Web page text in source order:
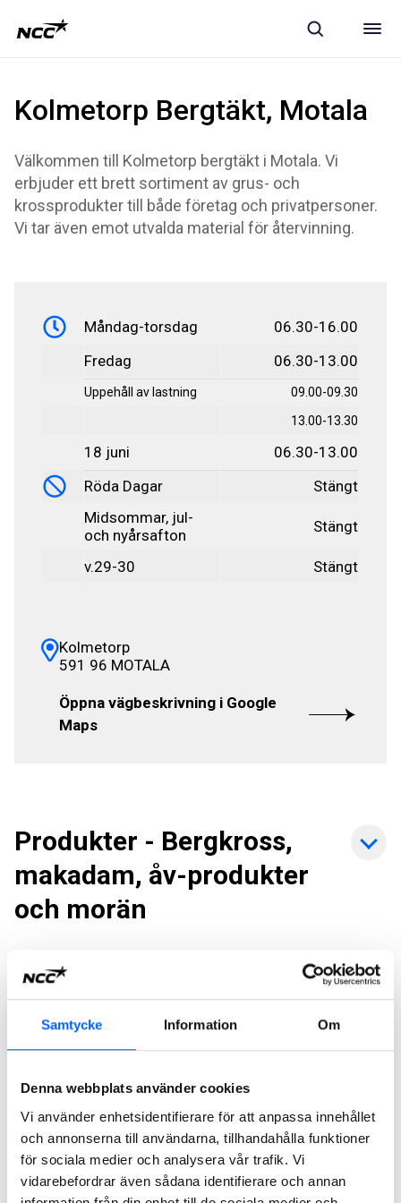
Samtycke Information Om
Denna webbplats använder cookies
Vi använder enhetsidentifierare för att anpassa innehållet
och annonserna till användarna, tillhandahålla funktioner
för sociala medier och analysera vår trafik. Vi
vidarebefordrar även sådana identifierare och annan
Kolmetorp Bergtäkt, Motala
Välkommen till Kolmetorp bergtäkt i Motala. Vi
erbjuder ett brett sortiment av grus- och
krossprodukter till både företag och privatpersoner.
Vi tar även emot utvalda material för återvinning.
Måndag-torsdag
06.30-16.00
Fredag
06.30-13.00
Uppehåll av lastning
09.00-09.30
13.00-13.30
18 juni
06.30-13.00
Röda Dagar
Stängt
Midsommar, jul-
och nyårsafton
Stängt
v.29-30 Stängt
Kolmetorp
591 96 MOTALA
Öppna vägbeskrivning i Google
Maps
Produkter - Bergkross,
makadam, åv-produkter
och morän
Kontakta Kundcenter
För företag
Beställa produkter och
tjänster